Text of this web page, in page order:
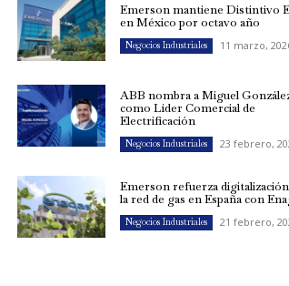
Emerson mantiene Distintivo
en México por octavo año
Negocios Industriales 11 marzo,
ABB nombra a Miguel
como Líder Comercial de
Electrificación
Negocios Industriales 23 febrero,
Emerson refuerza
la red de gas en España con
Negocios Industriales 21 febrero,